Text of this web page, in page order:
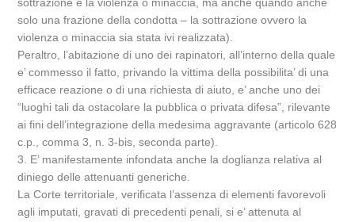
solo una frazione della condotta – la sottrazione ovvero la
violenza o minaccia sia stata ivi realizzata).
Peraltro, l’abitazione di uno dei rapinatori, all’interno della quale
e’ commesso il fatto, privando la vittima della possibilita’ di una
efficace reazione o di una richiesta di aiuto, e’ anche uno dei
“luoghi tali da ostacolare la pubblica o privata difesa”, rilevante
ai fini dell’integrazione della medesima aggravante (articolo 628
c.p., comma 3, n. 3-bis, seconda parte).
3. E’ manifestamente infondata anche la doglianza relativa al
diniego delle attenuanti generiche.
La Corte territoriale, verificata l’assenza di elementi favorevoli
agli imputati, gravati di precedenti penali, si e’ attenuta al